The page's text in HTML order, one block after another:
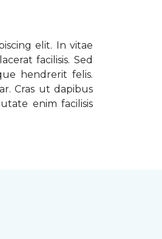
elit. In vitae
facilisis. Sed
hendrerit felis.
Cras ut dapibus
enim facilisis